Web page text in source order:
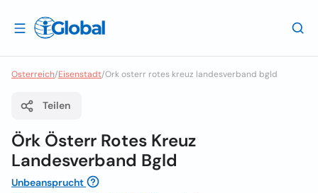
Osterreich/Eisenstadt/Ork osterr rotes kreuz landesverband bgld
Teilen
Örk Österr Rotes Kreuz
Landesverband Bgld
Unbeansprucht